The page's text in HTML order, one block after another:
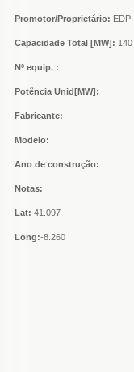
Promotor/Proprietário: EDP
Capacidade Total [MW]: 140
Nº equip. :
Potência Unid[MW]:
Fabricante:
Modelo:
Ano de construção:
Notas:
Lat: 41.097
Long:-8.260